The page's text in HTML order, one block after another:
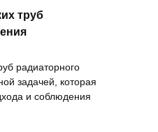
труб
радиаторного
задачей, которая
и соблюдения